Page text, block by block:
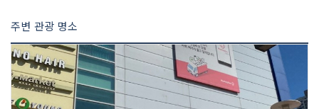
주변 관광 명소